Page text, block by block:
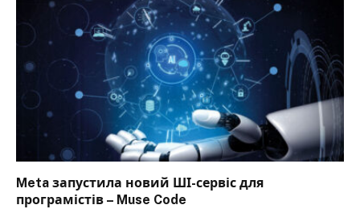
Meta запустила новий ШІ-сервіс для
програмістів – Muse Code